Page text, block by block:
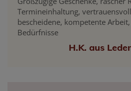
Termineinhaltung,
bescheidene, kompetente
Bedürfnisse
H.K. aus